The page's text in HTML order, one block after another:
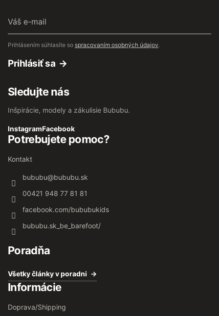
e-
mail
Prihlásením súhlasíte so spracovaním osobných údajov.
Prihlásiť sa
Sledujte nás
Inšpirácie, modely a zákulisie Bububu.
InstagramFacebook
Potrebujete pomoc?
Kontakt
bububu@bububu.sk
00421 948 77 81 81
facebook.com/bububukids
bububu.sk_be_barefoot/
Poradňa
Všetky články v poradni
Informácie
Doprava/Shipping